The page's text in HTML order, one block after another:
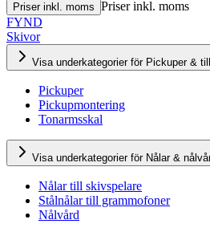
Priser inkl. moms Priser inkl. moms
FYND
Skivor
Visa underkategorier för Pickuper &
Pickuper
Pickupmontering
Tonarmsskal
Visa underkategorier för Nålar &
Nålar till skivspelare
Stålnålar till grammofoner
Nålvård